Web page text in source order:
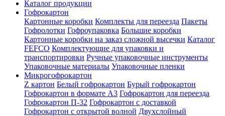
Каталог продукции
Гофрокартон
Картонные коробки Комплекты для переезда Пакеты
Гофролотки Гофроупаковка Большие коробки
Картонные коробки на заказ сложной высечки Каталог
FEFCO Комплектующие для упаковки и
транспортировки Ручные упаковочные инструменты
Упаковочные материалы Упаковочные пленки
Микрогофрокартон
Z картон Белый гофрокартон Бурый гофрокартон
Гофрокартон в формате А3 Гофрокартон для переезда
Гофрокартон П-32 Гофрокартон с доставкой
Гофрокартон с открытой волной Двухслойный